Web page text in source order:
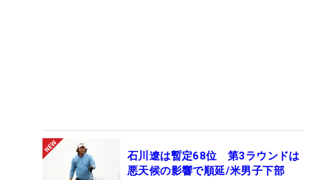
石川遼は暫定68位 第3ラウンドは
悪天候の影響で順延/米男子下部